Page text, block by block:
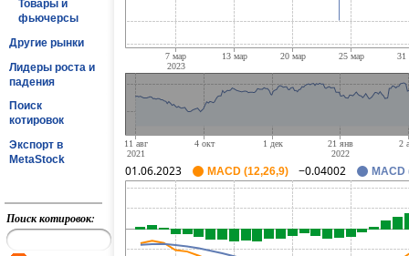
Товары и
фьючерсы
Другие рынки
Лидеры роста и
падения
Поиск
котировок
Экспорт в
MetaStock
Поиск котировок:
01.06.2023 MACD (12,26,9) −0.04002 MACD